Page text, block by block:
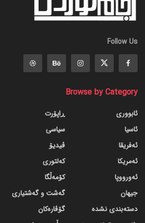
Follow Us
Browse by Category
ئابووری
ئاسیا
ئەفریقا
ئەمریکا
ئەورووپا
جیهان
دسته‌بندی نشده
ڕاپۆرت
سیاسی
ڤیدیۆ
کەلتوری
کۆمەڵگا
گه‌شت و گه‌شتیاری
گۆڤاره‌کان